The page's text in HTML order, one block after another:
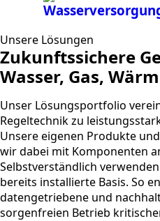
Unsere Lösungen
Zukunftssichere
Wasser, Gas,
Unser Lösungsportfolio
Regeltechnik zu
Unsere eigenen Produkte
wir dabei mit Komponenten
Selbstverständlich
bereits installierte Basis. So
datengetriebene und
sorgenfreien Betrieb